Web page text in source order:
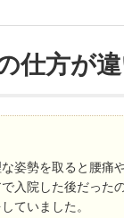
仕方が
姿勢を取ると腰痛
入院した後だった
ていました。